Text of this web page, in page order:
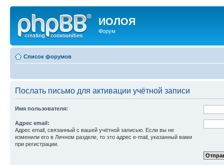
ИОЛОЯ
Форум
Список форумов
Послать письмо для активации учётной записи
Имя пользователя:
Адрес email:
Адрес email, связанный с вашей учётной записью. Если вы не
изменили его в Личном разделе, то это адрес e-mail, указанный вами
при регистрации.